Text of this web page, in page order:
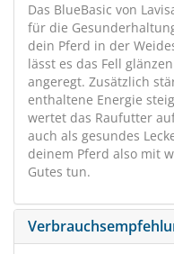
Das BlueBasic von
für die
dein Pferd in der
lässt es das Fell
angeregt. Zusätzlich
enthaltene Energie
wertet das Raufutter
auch als gesundes
deinem Pferd also mit
Gutes tun.